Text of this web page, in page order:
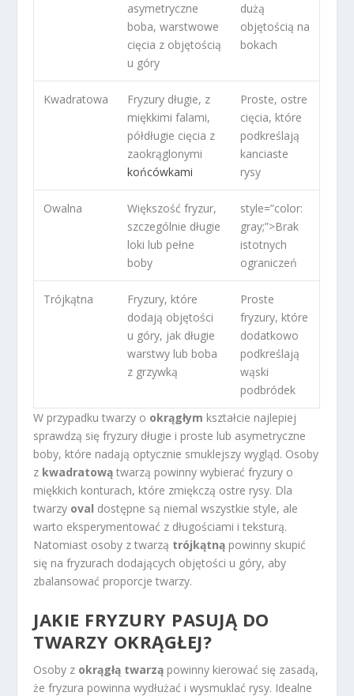
asymetryczne
boba, warstwowe
cięcia z objętością
u góry
dużą
objętością na
bokach
Kwadratowa
Fryzury długie, z
miękkimi falami,
półdługie cięcia z
zaokrąglonymi
końcówkami
Proste, ostre
cięcia, które
podkreślają
kanciaste
rysy
Owalna
Większość fryzur,
szczególnie długie
loki lub pełne
boby
style=”color:
gray;”>Brak
istotnych
ograniczeń
Trójkątna
Fryzury, które
dodają objętości
u góry, jak długie
warstwy lub boba
z grzywką
Proste
fryzury, które
dodatkowo
podkreślają
wąski
podbródek
W przypadku twarzy o okrągłym kształcie najlepiej
sprawdzą się fryzury długie i proste lub asymetryczne
boby, które nadają optycznie smuklejszy wygląd. Osoby
z kwadratową twarzą powinny wybierać fryzury o
miękkich konturach, które zmiękczą ostre rysy. Dla
twarzy oval dostępne są niemal wszystkie style, ale
warto eksperymentować z długościami i teksturą.
Natomiast osoby z twarzą trójkątną powinny skupić
się na fryzurach dodających objętości u góry, aby
zbalansować proporcje twarzy.
JAKIE FRYZURY PASUJĄ DO
TWARZY OKRĄGŁEJ?
Osoby z okrągłą twarzą powinny kierować się zasadą,
że fryzura powinna wydłużać i wysmuklać rysy. Idealne